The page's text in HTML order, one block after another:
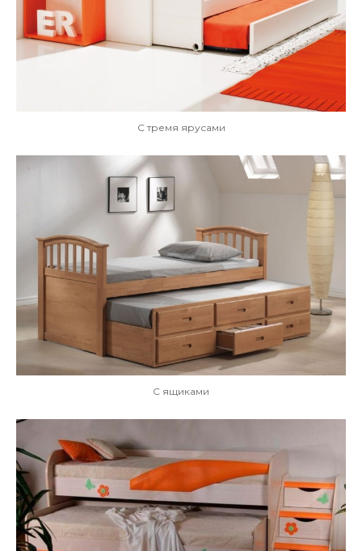
С тремя ярусами
С ящиками